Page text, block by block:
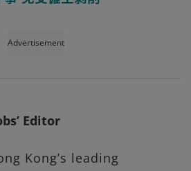
Advertisement
Editor
Kong’s leading